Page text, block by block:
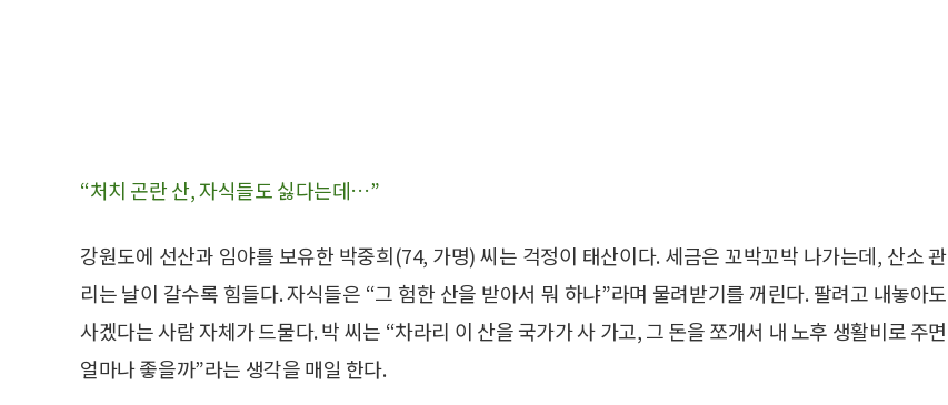
“처치 곤란 산, 자식들도 싫다는데…”
강원도에 선산과 임야를 보유한 박중희(74, 가명) 씨는 걱정이 태산이다. 세금은 꼬박꼬박 나가는데, 산소 관
리는 날이 갈수록 힘들다. 자식들은 “그 험한 산을 받아서 뭐 하냐”라며 물려받기를 꺼린다. 팔려고 내놓아도
사겠다는 사람 자체가 드물다. 박 씨는 “차라리 이 산을 국가가 사 가고, 그 돈을 쪼개서 내 노후 생활비로 주면
얼마나 좋을까”라는 생각을 매일 한다.